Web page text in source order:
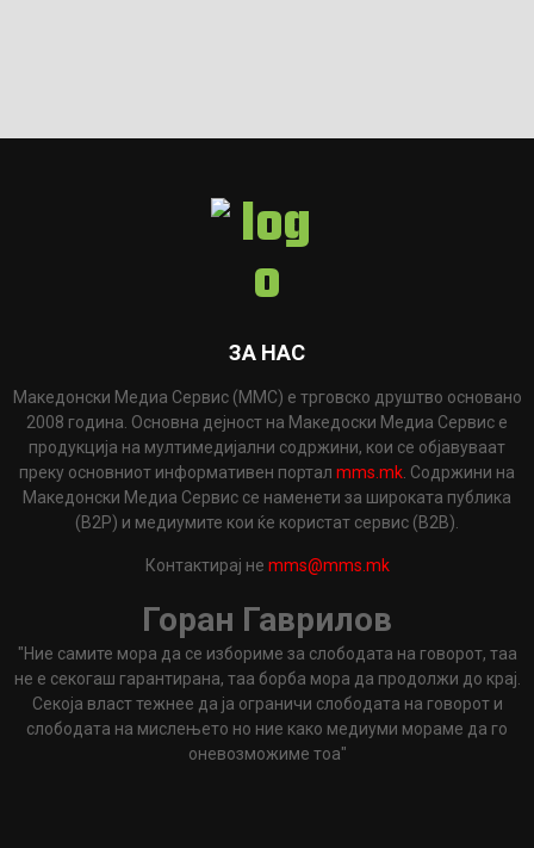
ЗА НАС
Македонски Медиа Сервис (ММС) е трговско друштво основано
2008 година. Основна дејност на Македоски Медиа Сервис е
продукција на мултимедијални содржини, кои се објавуваат
преку основниот информативен портал mms.mk . Содржини на
Македонски Медиа Сервис се наменети за широката публика
(B2P) и медиумите кои ќе користат сервис (B2B).
Контактирај не mms@mms.mk
Горан Гаврилов
"Ние самите мора да се избориме за слободата на говорот, таа
не е секогаш гарантирана, таа борба мора да продолжи до крај.
Секоја власт тежнее да ја ограничи слободата на говорот и
слободата на мислењето но ние како медиуми мораме да го
оневозможиме тоа"